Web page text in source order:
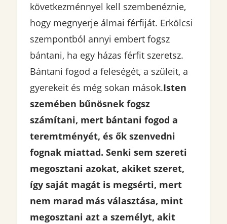
következménnyel kell szembenéznie,
hogy megnyerje álmai férfiját. Erkölcsi
szempontból annyi embert fogsz
bántani, ha egy házas férfit szeretsz.
Bántani fogod a feleségét, a szüleit, a
gyerekeit és még sokan mások.Isten
szemében bűnösnek fogsz
számítani, mert bántani fogod a
teremtményét, és ők szenvedni
fognak miattad. Senki sem szereti
megosztani azokat, akiket szeret,
így saját magát is megsérti, mert
nem marad más választása, mint
megosztani azt a személyt, akit